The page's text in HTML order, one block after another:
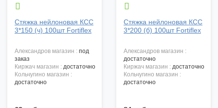

Стяжка нейлоновая КСС
3*150 (ч) 100шт Fortiflex
александров магазин : под
заказ
киржач магазин : достаточно
кольчугино магазин :
достаточно

Стяжка нейлоновая КСС
3*200 (б) 100шт Fortiflex
александров магазин :
достаточно
киржач магазин : достаточно
кольчугино магазин :
достаточно